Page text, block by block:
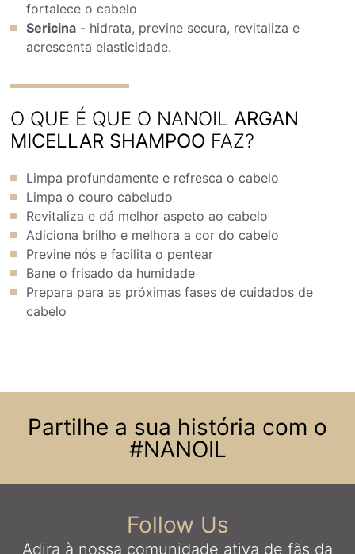
fortalece o cabelo
Sericina - hidrata, previne secura, revitaliza e
acrescenta elasticidade.
O QUE É QUE O NANOILARGAN
MICELLAR SHAMPOO FAZ?
Limpa profundamente e refresca o cabelo
Limpa o couro cabeludo
Revitaliza e dá melhor aspeto ao cabelo
Adiciona brilho e melhora a cor do cabelo
Previne nós e facilita o pentear
Bane o frisado da humidade
Prepara para as próximas fases de cuidados de
cabelo
Partilhe a sua história com o
#NANOIL
Follow Us
Adira à nossa comunidade ativa de fãs da